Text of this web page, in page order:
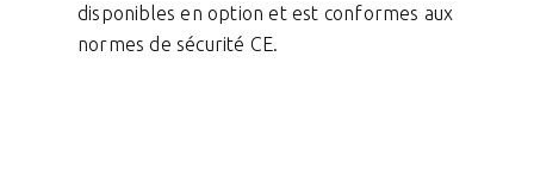
disponibles en option et est conformes aux
normes de sécurité CE.